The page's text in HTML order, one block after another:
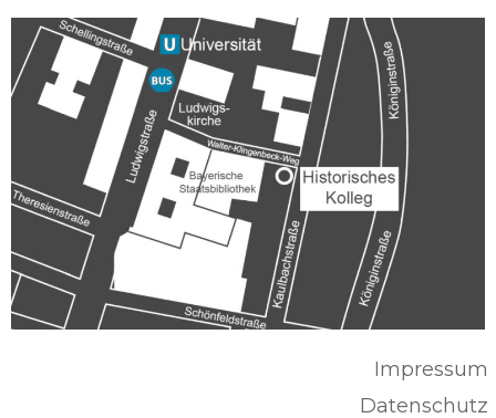
Impressum
Datenschutz